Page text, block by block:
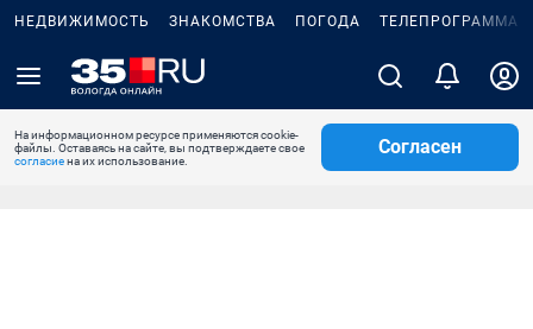
НЕДВИЖИМОСТЬ ЗНАКОМСТВА ПОГОДА ТЕЛЕПРОГРАММА
На информационном ресурсе применяются cookie-
файлы. Оставаясь на сайте, вы подтверждаете свое
согласиена их использование.
Согласен